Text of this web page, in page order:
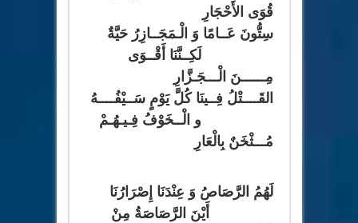
قُوَى الأَحْجَارِ
سِتُّونَ عَــامًا وَ الْـمَجَــازِرُ حَيَّةٌ
لَكِــنَّنَا أَقْــوَى
مِــــــنَ الْـــجَـزَّارِ
القَــــتْلُ فِــينَا كُلَّ يَوْمٍ سَــيْفُــــهُ
و الْــخَوْفُ فِـيـهُـمْ
مُـــثْخَنٌ بِالْعَارِ
لَهُمُ الرَّصَاصُ وَ عِنْدَنَا إِصْرَارُنَا
أَيْنَ الرَّصَاصَةُ مِنْ